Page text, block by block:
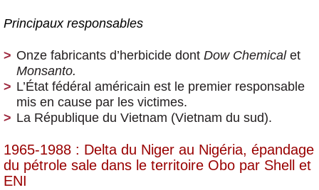
Principaux responsables
Onze fabricants d’herbicide dont Dow Chemicalet
Monsanto.
L’État fédéral américain est le premier responsable
mis en cause par les victimes.
La République du Vietnam (Vietnam du sud).
1965-1988 : Delta du Niger au Nigéria, épandage
du pétrole sale dans le territoire Obo par Shell et
ENI